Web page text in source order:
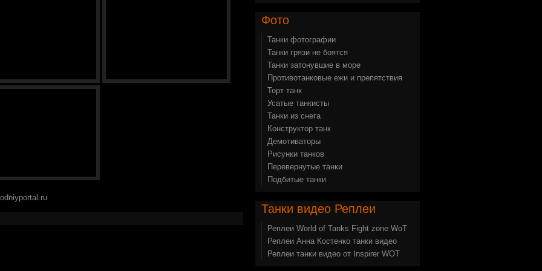
Фото
Танки фотографии
Танки грязи не боятся
Танки затонувшие в море
Противотанковые ежи и препятствия
Торт танк
Усатые танкисты
Танки из снега
Конструктор танк
Демотиваторы
Рисунки танков
Перевернутые танки
Подбитые танки
Танки видео Реплеи
Реплеи World of Tanks Fight zone WoT
Реплеи Анна Костенко танки видео
Реплеи танки видео от Inspirer WOT